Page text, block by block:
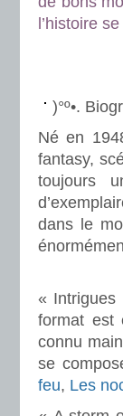
l’histoire
)°º•.
Né en
fantasy,
toujours
dans le
«
format est
connu
se
feu, Les